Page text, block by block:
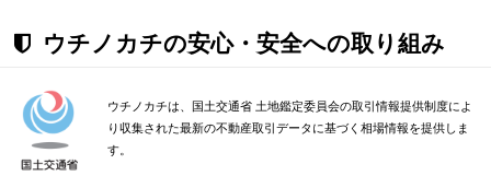
ウチノカチの安心・安全への取り組み
ウチノカチは、国土交通省 土地鑑定委員会の取引情報提供制度によ
り収集された最新の不動産取引データに基づく相場情報を提供しま
す。